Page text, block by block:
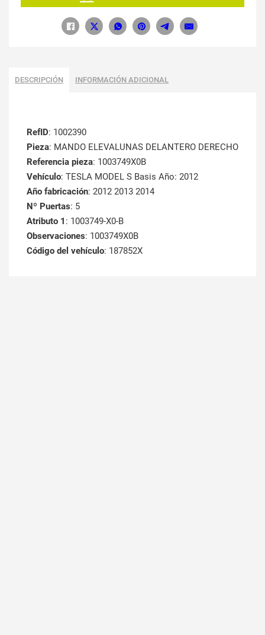
DESCRIPCIÓN INFORMACIÓN ADICIONAL
RefID: 1002390
Pieza: MANDO ELEVALUNAS DELANTERO DERECHO
Referencia pieza: 1003749X0B
Vehículo: TESLA MODEL S Basis Año: 2012
Año fabricación: 2012 2013 2014
Nº Puertas: 5
Atributo 1 : 1003749-X0-B
Observaciones: 1003749X0B
Código del vehículo: 187852X